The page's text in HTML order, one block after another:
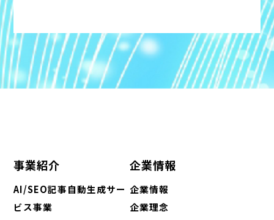
事業紹介
AI/SEO記事自動生成サー
ビス事業
企業情報
企業情報
企業理念